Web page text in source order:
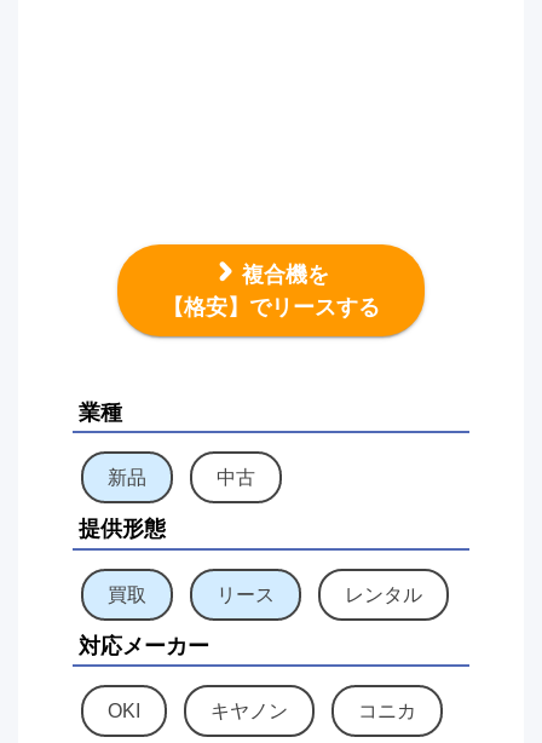
複合機を
【格安】でリースする
業種
新品 中古
提供形態
買取 リース レンタル
対応メーカー
OKI キヤノン コニカ